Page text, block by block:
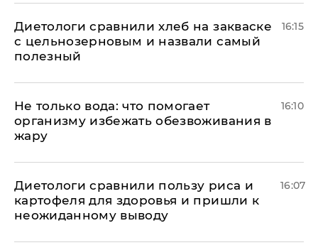
Диетологи сравнили хлеб на закваске
с цельнозерновым и назвали самый
полезный
16:15
Не только вода: что помогает
организму избежать обезвоживания в
жару
16:10
Диетологи сравнили пользу риса и
картофеля для здоровья и пришли к
неожиданному выводу
16:07